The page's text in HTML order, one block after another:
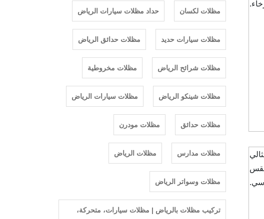
مظلات لكسان حداد مظلات سيارات الرياض
مظلات سيارات حديد مظلات حدائق الرياض
مظلات شرائح الرياض مظلات مخروطية
مظلات شينكو الرياض مظلات سيارات الرياض
مظلات حدائق مظلات مودرن
مظلات مدارس مظلات الرياض
مظلات وسواتر الرياض
تركيب مظلات بالرياض | مظلات سيارات، متحركة،